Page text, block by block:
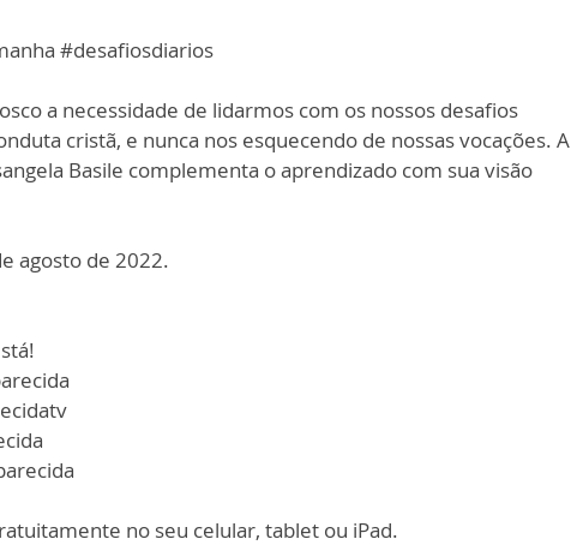
#desafiosdiarios
a necessidade de lidarmos com os nossos desafios
cristã, e nunca nos esquecendo de nossas vocações. A
Basile complementa o aprendizado com sua visão
agosto de 2022.
no seu celular, tablet ou iPad.